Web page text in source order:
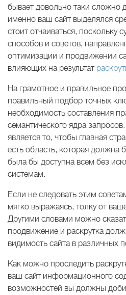
бывает довольно таки сложно
именно ваш сайт выделялся
стоит отчаиваться, поскольку
способов и советов,
оптимизации и продвижении
влияющих на результат
На грамотное и правильное
правильный подбор точных
необходимость составления
семантического ядра
является то, чтобы главная
есть область, которая должна
была бы доступна всем без
системам.
Если не следовать этим
мягко выражаясь, толку от
Другими словами можно
продвижение и раскрутка
видимость сайта в различных
Как можно проследить
ваш сайт информационного
возможностей вы должны